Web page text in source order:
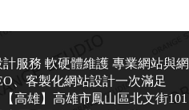
服務 軟硬體維護 專業網站與網
、客製化網站設計一次滿足
高雄】高雄市鳳山區北文街101